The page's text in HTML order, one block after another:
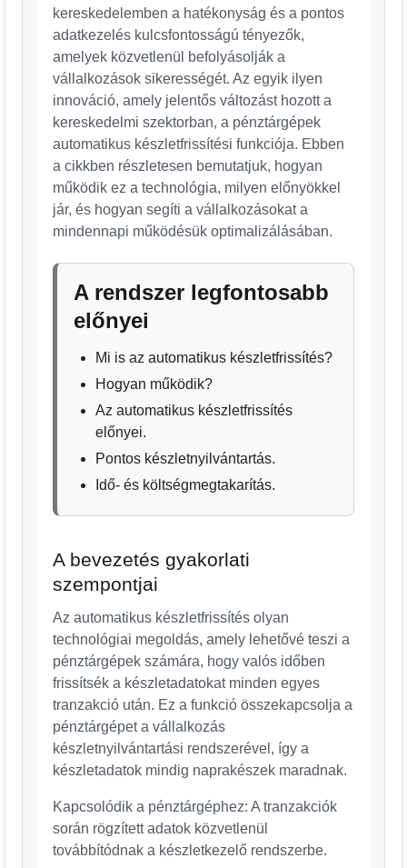
kereskedelemben a hatékonyság és a pontos
adatkezelés kulcsfontosságú tényezők,
amelyek közvetlenül befolyásolják a
vállalkozások sikerességét. Az egyik ilyen
innováció, amely jelentős változást hozott a
kereskedelmi szektorban, a pénztárgépek
automatikus készletfrissítési funkciója. Ebben
a cikkben részletesen bemutatjuk, hogyan
működik ez a technológia, milyen előnyökkel
jár, és hogyan segíti a vállalkozásokat a
mindennapi működésük optimalizálásában.
A rendszer legfontosabb
előnyei
Mi is az automatikus készletfrissítés?
Hogyan működik?
Az automatikus készletfrissítés
előnyei.
Pontos készletnyilvántartás.
Idő- és költségmegtakarítás.
A bevezetés gyakorlati
szempontjai
Az automatikus készletfrissítés olyan
technológiai megoldás, amely lehetővé teszi a
pénztárgépek számára, hogy valós időben
frissítsék a készletadatokat minden egyes
tranzakció után. Ez a funkció összekapcsolja a
pénztárgépet a vállalkozás
készletnyilvántartási rendszerével, így a
készletadatok mindig naprakészek maradnak.
Kapcsolódik a pénztárgéphez: A tranzakciók
során rögzített adatok közvetlenül
továbbítódnak a készletkezelő rendszerbe.